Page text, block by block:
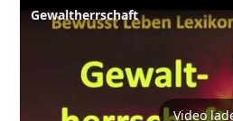
Gewaltherrschaft
Video